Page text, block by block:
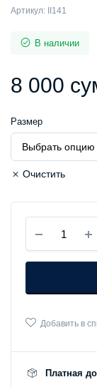
Артикул: II141
В наличии
8 000
Размер
Очистить
Mijia
№5/№7
(AAА/AA)
Добавить в
Платная